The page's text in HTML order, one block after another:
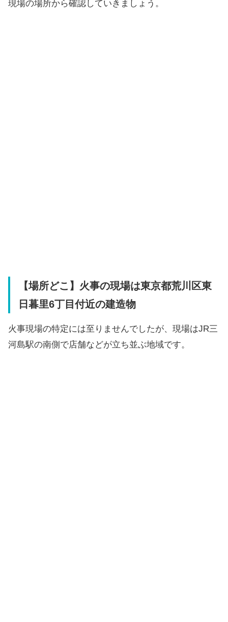
現場の場所から確認していきましょう。
【場所どこ】火事の現場は東京都荒川区東
日暮里6丁目付近の建造物
火事現場の特定には至りませんでしたが、現場はJR三
河島駅の南側で店舗などが立ち並ぶ地域です。